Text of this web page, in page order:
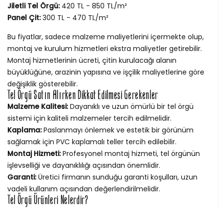
Jiletli Tel Örgü:420 TL - 850 TL/m²
Panel Çit:300 TL - 470 TL/m²
Bu fiyatlar, sadece malzeme maliyetlerini içermekte olup,
montaj ve kurulum hizmetleri ekstra maliyetler getirebilir.
Montaj hizmetlerinin ücreti, çitin kurulacağı alanın
büyüklüğüne, arazinin yapısına ve işçilik maliyetlerine göre
değişiklik gösterebilir.
Tel Örgü Satın Alırken Dikkat Edilmesi Gerekenler
Malzeme Kalitesi:Dayanıklı ve uzun ömürlü bir tel örgü
sistemi için kaliteli malzemeler tercih edilmelidir.
Kaplama:Paslanmayı önlemek ve estetik bir görünüm
sağlamak için PVC kaplamalı teller tercih edilebilir.
Montaj Hizmeti:Profesyonel montaj hizmeti, tel örgünün
işlevselliği ve dayanıklılığı açısından önemlidir.
Garanti:Üretici firmanın sunduğu garanti koşulları, uzun
vadeli kullanım açısından değerlendirilmelidir.
Tel Örgü Ürünleri Nelerdir?